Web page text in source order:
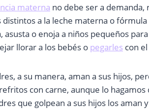
materna no debe ser a
a la leche materna o
asusta o enoja a niños pequeños
llorar a los bebés o pegarles con
a su manera, aman a sus hijos,
con carne, aunque lo
que golpean a sus hijos los aman